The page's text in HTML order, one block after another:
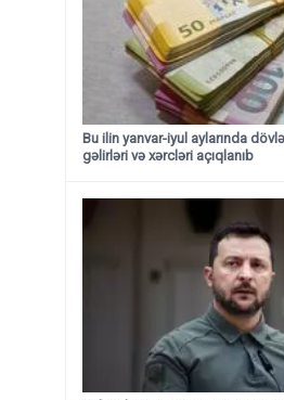
Bu ilin yanvar-iyul aylarında
gəlirləri və xərcləri açıqlanıb